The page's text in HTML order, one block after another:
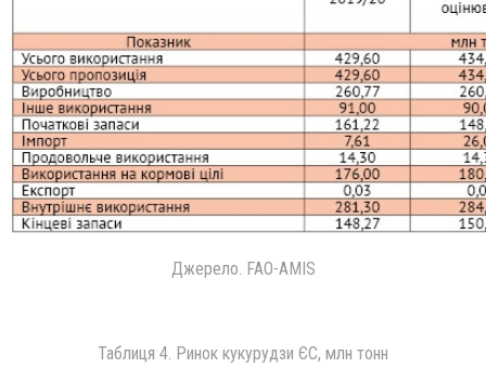
Джерело. FAO-AMIS
Таблиця 4. Ринок кукурудзи ЄС, млн тонн